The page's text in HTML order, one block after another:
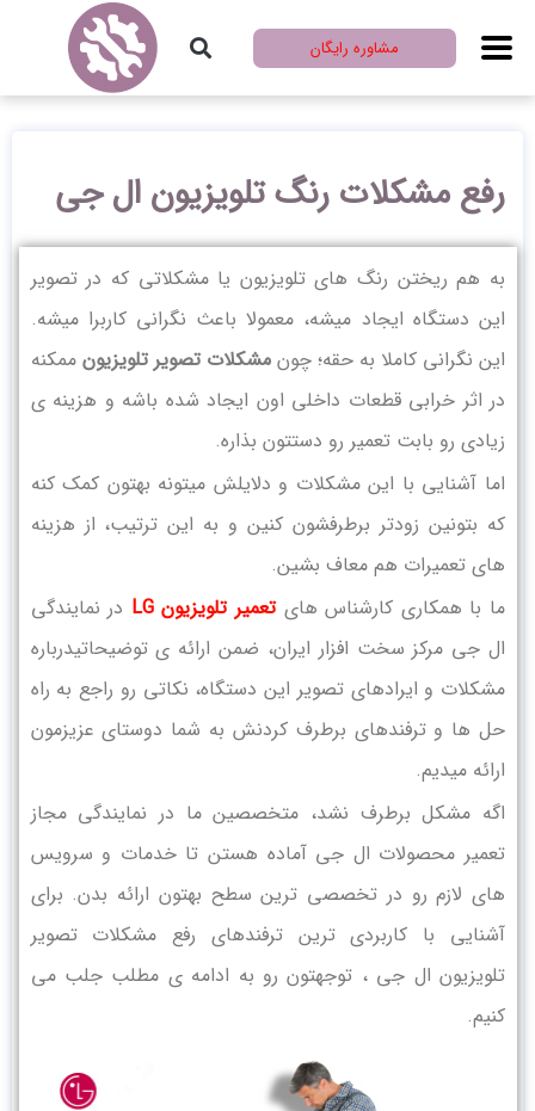
مشاوره رایگان
رفع مشکلات رنگ تلویزیون ال جی
به هم ریختن رنگ های تلویزیون یا مشکلاتی که در تصویر
این دستگاه ایجاد میشه، معمولا باعث نگرانی کاربرا میشه.
این نگرانی کاملا به حقه؛ چونمشکلات تصویر تلویزیون ممکنه
در اثر خرابی قطعات داخلی اون ایجاد شده باشه و هزینه ی
زیادی رو بابت تعمیر رو دستتون بذاره.
اما آشنایی با این مشکلات و دلایلش میتونه بهتون کمک کنه
که بتونین زودتر برطرفشون کنین و به این ترتیب، از هزینه
های تعمیرات هم معاف بشین.
ما با همکاری کارشناس هایتعمیر تلویزیون LG
در نمایندگی
ال جی مرکز سخت افزار ایران، ضمن ارائه ی توضیحاتیدرباره
مشکلات و ایرادهای تصویر این دستگاه، نکاتی رو راجع به راه
حل ها و ترفندهای برطرف کردنش به شما دوستای عزیزمون
ارائه میدیم.
اگه مشکل برطرف نشد، متخصصین ما در نمایندگی مجاز
تعمیر محصولات ال جی آماده هستن تا خدمات و سرویس
های لازم رو در تخصصی ترین سطح بهتون ارائه بدن. برای
آشنایی با کاربردی ترین ترفندهای رفع مشکلات تصویر
تلویزیون ال جی ، توجهتون رو به ادامه ی مطلب جلب می
کنیم.